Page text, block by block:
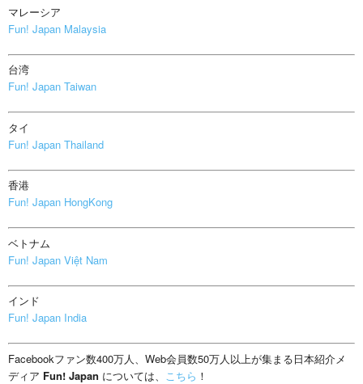
マレーシア
Fun! Japan Malaysia
台湾
Fun! Japan Taiwan
タイ
Fun! Japan Thailand
香港
Fun! Japan HongKong
ベトナム
Fun! Japan Việt Nam
インド
Fun! Japan India
Facebookファン数400万人、Web会員数50万人以上が集まる日本紹介メ
ディア Fun! Japan については、 こちら ！